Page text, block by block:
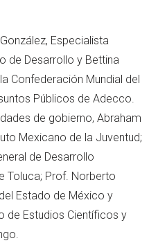
Especialista
de Desarrollo y Bettina
Confederación Mundial del
Públicos de Adecco.
de gobierno, Abraham
Mexicano de la Juventud;
de Desarrollo
Toluca; Prof. Norberto
Estado de México y
de Estudios Científicos y